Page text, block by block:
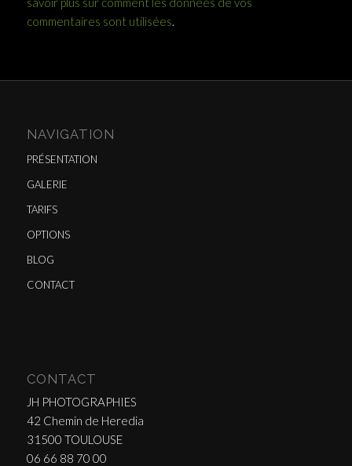
commentaires sont utilisées.
NAVIGATION
PRÉSENTATION
GALERIE
TARIFS
OPTIONS
BLOG
CONTACT
CONTACT
JH PHOTOGRAPHIES
42 Chemin de Heredia
31500 TOULOUSE
06 66 88 70 00